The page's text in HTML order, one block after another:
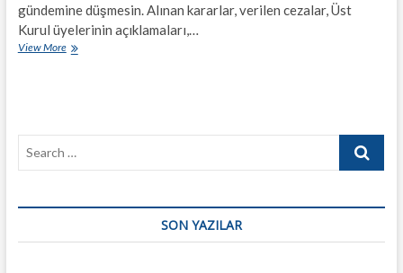
gündemine düşmesin. Alınan kararlar, verilen cezalar, Üst
Kurul üyelerinin açıklamaları,…
View MoreSiyasetin
Search
SON YAZILAR